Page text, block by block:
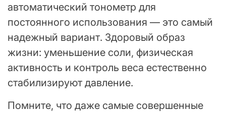
автоматический тонометр для
постоянного использования — это самый
надежный вариант. Здоровый образ
жизни: уменьшение соли, физическая
активность и контроль веса естественно
стабилизируют давление.
Помните, что даже самые совершенные